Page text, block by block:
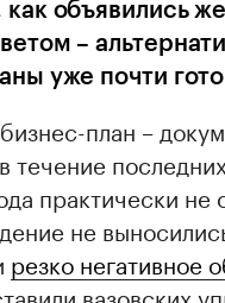
как объявились
–
уже почти
план –
течение
практически не
не
резко негативное
вазовских